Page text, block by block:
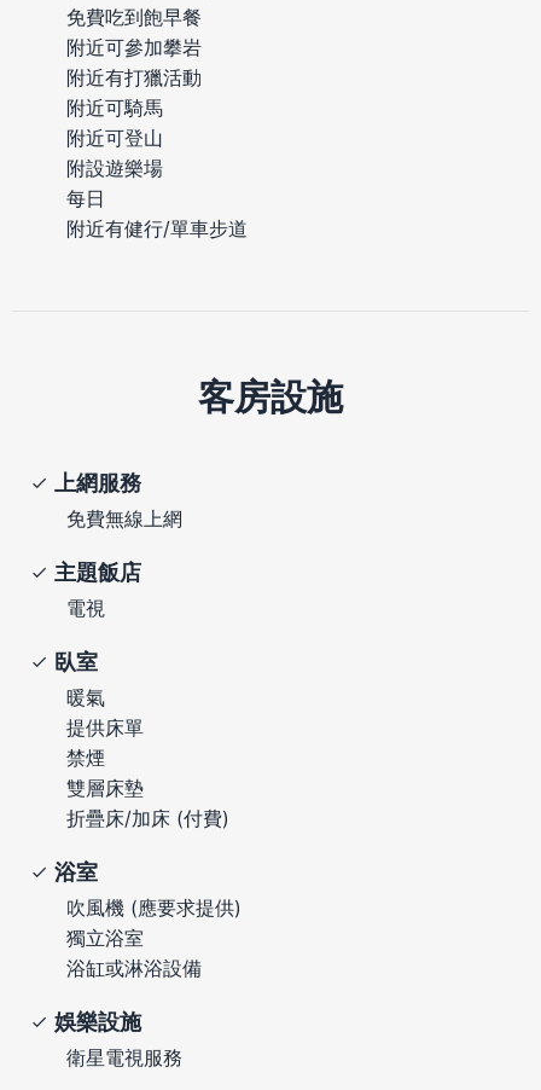
免費吃到飽早餐
附近可參加攀岩
附近有打獵活動
附近可騎馬
附近可登山
附設遊樂場
每日
附近有健行/單車步道
客房設施
上網服務
免費無線上網
主題飯店
電視
臥室
暖氣
提供床單
禁煙
雙層床墊
折疊床/加床 (付費)
浴室
吹風機 (應要求提供)
獨立浴室
浴缸或淋浴設備
娛樂設施
衛星電視服務